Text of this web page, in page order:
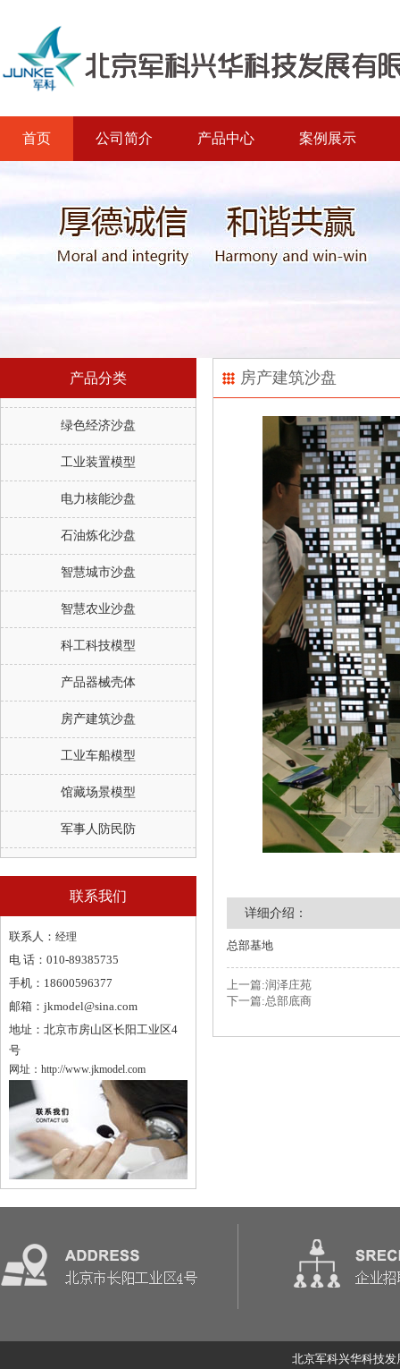
首页 公司简介 产品中心 案例展示
产品分类
绿色经济沙盘
工业装置模型
电力核能沙盘
石油炼化沙盘
智慧城市沙盘
智慧农业沙盘
科工科技模型
产品器械壳体
房产建筑沙盘
工业车船模型
馆藏场景模型
军事人防民防
联系我们
联系人： 经理
电 话： 010-89385735
手机： 18600596377
邮箱： jkmodel@sina.com
地址： 北京市房山区长阳工业区4
号
网址： http://www.jkmodel.com
房产建筑沙盘
详细介绍：
总部基地
上一篇:润泽庄苑
下一篇:总部底商
北京军科兴华科技